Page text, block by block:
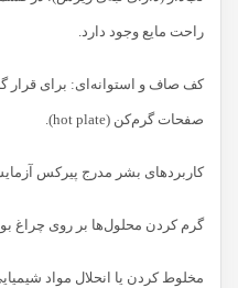
راحت مایع وجود دارد.
کف صاف و استوانه‌ای: برای قرار
صفحات گرم‌کن (hot plate).
کاربردهای بشر مدرج پیرکس
گرم کردن محلول‌ها بر روی چراغ
مخلوط کردن یا انحلال مواد